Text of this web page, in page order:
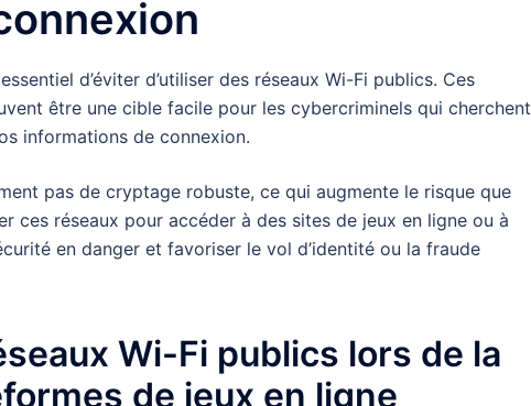
d’éviter d’utiliser des réseaux Wi-Fi publics. Ces
être une cible facile pour les cybercriminels qui cherchent
informations de connexion.
pas de cryptage robuste, ce qui augmente le risque que
ces réseaux pour accéder à des sites de jeux en ligne ou à
en danger et favoriser le vol d’identité ou la fraude
Wi-Fi publics lors de la
de jeux en ligne